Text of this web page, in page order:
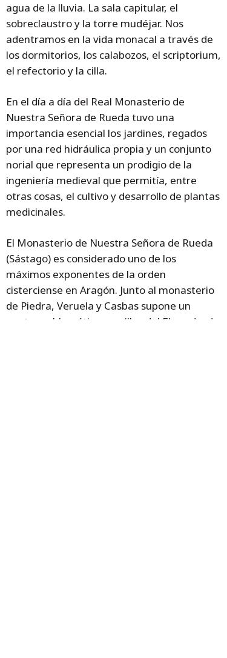
agua de la lluvia. La sala capitular, el
sobreclaustro y la torre mudéjar. Nos
adentramos en la vida monacal a través de
los dormitorios, los calabozos, el scriptorium,
el refectorio y la cilla.
En el día a día del Real Monasterio de
Nuestra Señora de Rueda tuvo una
importancia esencial los jardines, regados
por una red hidráulica propia y un conjunto
norial que representa un prodigio de la
ingeniería medieval que permitía, entre
otras cosas, el cultivo y desarrollo de plantas
medicinales.
El Monasterio de Nuestra Señora de Rueda
(Sástago) es considerado uno de los
máximos exponentes de la orden
cisterciense en Aragón. Junto al monasterio
de Piedra, Veruela y Casbas supone un
punto emblemático, a orillas del Ebro, desde